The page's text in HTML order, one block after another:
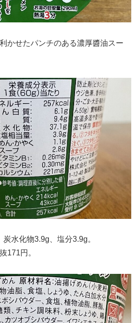
かせたパンチのある濃厚醬油スー
水化物3.9g、塩分3.9g。
171円。